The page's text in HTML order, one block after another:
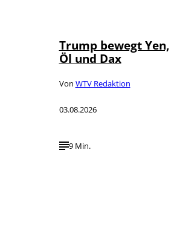
Trump bewegt Yen,
Öl und Dax
Von WTV Redaktion
03.08.2026
9 Min.